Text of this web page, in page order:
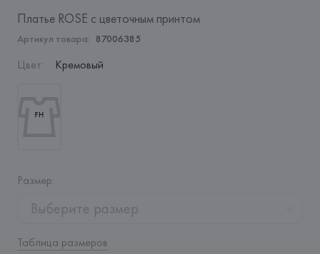
Платье ROSE с цветочным принтом
Артикул товара: 87006385
Цвет: Кремовый
Размер:
Выберите размер
Таблица размеров